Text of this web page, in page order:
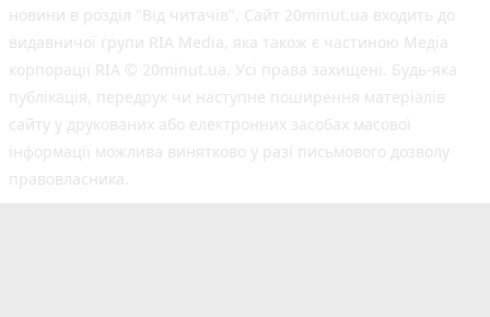
новини в розділ "Від читачів". Сайт 20minut.ua входить до
видавничої групи RIA Media, яка також є частиною Медіа
корпорації RIA © 20minut.ua. Усі права захищені. Будь-яка
публiкацiя, передрук чи наступне поширення матеріалів
сайту у друкованих або електронних засобах масової
інформації можлива винятково у разі письмового дозволу
правовласника.